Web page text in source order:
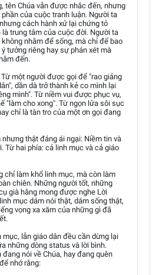
tên Chúa vẫn được nhắc đến, nhưng
của cuộc tranh luận. Người ta
cách hành xử lại chứng tỏ
là trung tâm của cuộc đời. Người ta
nhằm để sống, mà chỉ để bao
tưởng riêng hay sự phán xét mà
đến.
một người được gọi để "rao giảng
dần dà trở thành kẻ co mình lại
mình". Từ niềm vui được phục vụ,
"làm cho xong". Từ ngọn lửa sôi sục
chỉ là tàn tro của một ơn gọi đang
thật đáng ái ngại: Niềm tin và
Từ hai phía: cả linh mục và cả giáo
chỉ làm khổ linh mục, mà còn làm
chiên. Những người tốt, những
già hằng mong được nghe Lời
mục dám nói thật, dám sống thật,
vọng xa xăm của những gì đã
mục, lẫn giáo dân đều cần dừng lại
những dòng status và lời bình.
nói về Chúa, hay đang quên
nhớ rằng: